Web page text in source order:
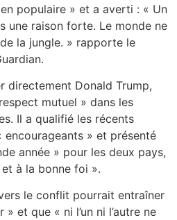
populaire » et a averti : « Un
une raison forte. Le monde ne
la jungle. » rapporte le
directement Donald Trump,
mutuel » dans les
Il a qualifié les récents
encourageants » et présenté
année » pour les deux pays,
à la bonne foi ».
le conflit pourrait entraîner
et que « ni l’un ni l’autre ne